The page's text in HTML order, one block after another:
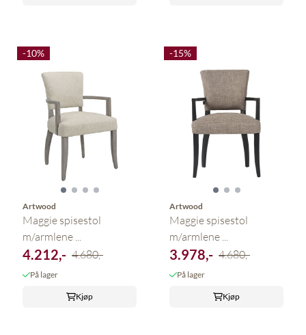
-10%
Artwood
Maggie spisestol
m/armlene ...
4.212,- 4.680,-
På lager
Kjøp
-15%
Artwood
Maggie spisestol
m/armlene ...
3.978,- 4.680,-
På lager
Kjøp